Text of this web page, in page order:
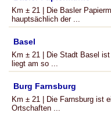
Km ± 21 | Die Basler
hauptsächlich der ...
Basel
Km ± 21 | Die Stadt Basel
liegt am so ...
Burg Farnsburg
Km ± 21 | Die Farnsburg ist
Ortschaften ...